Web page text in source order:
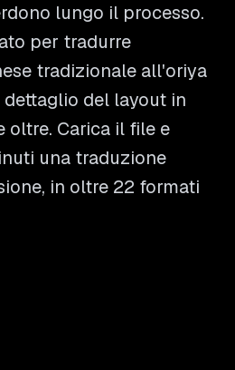
lungo il processo.
per tradurre
tradizionale all'oriya
del layout in
oltre. Carica il file e
una traduzione
in oltre 22 formati